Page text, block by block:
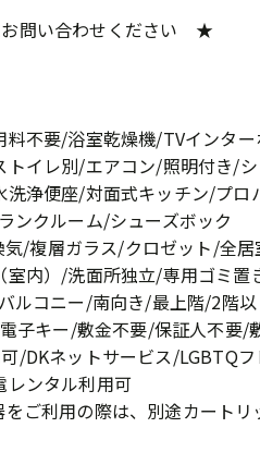
問い合わせください ★
料不要/浴室乾燥機/TVインタ
トイレ別/エアコン/照明付き/
洗浄便座/対面式キッチン/プロ
ンクルーム/シューズボック
/複層ガラス/クロゼット/全居
室内）/洗面所独立/専用ゴミ置
ルコニー/南向き/最上階/2階以
子キー/敷金不要/保証人不要/
/DKネットサービス/LGBTQ
レンタル利用可
ご利用の際は、別途カートリ